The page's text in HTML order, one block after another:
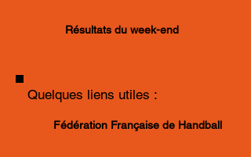
Résultats du week-end
Quelques liens utiles :
Fédération Française de Handball